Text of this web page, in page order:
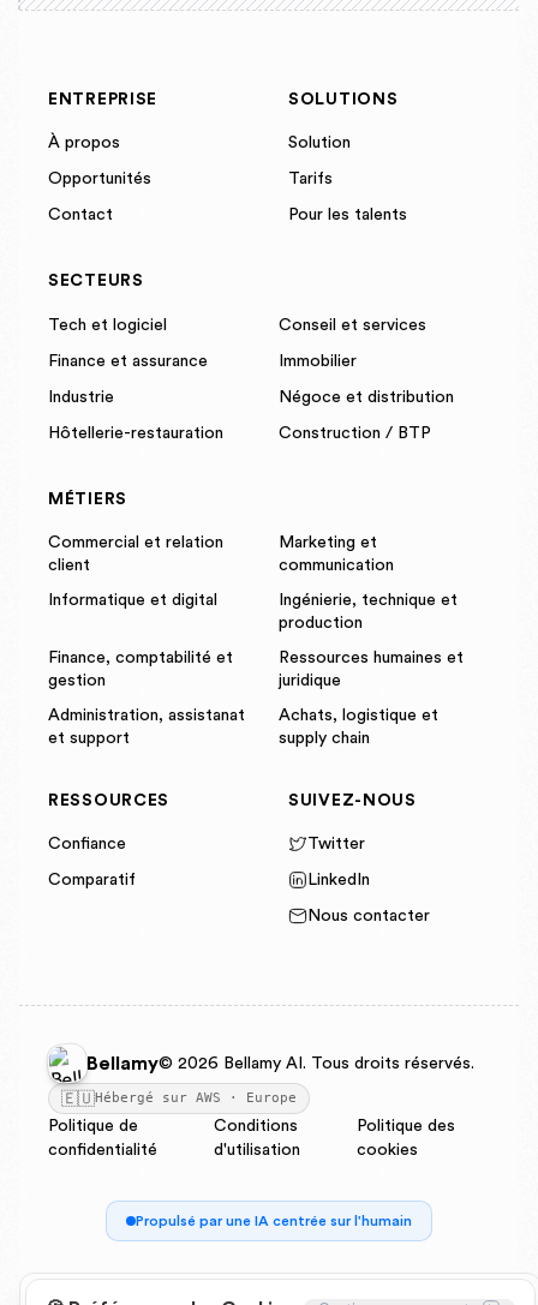
ENTREPRISE
À propos
Opportunités
Contact
SOLUTIONS
Solution
Tarifs
Pour les talents
SECTEURS
Tech et logiciel Conseil et services
Finance et assurance Immobilier
Industrie Négoce et distribution
Hôtellerie-restauration Construction / BTP
MÉTIERS
Commercial et relation
client
Marketing et
communication
Informatique et digital
Ingénierie, technique et
production
Finance, comptabilité et
gestion
Ressources humaines et
juridique
Administration, assistanat
et support
Achats, logistique et
supply chain
RESSOURCES
Confiance
Comparatif
SUIVEZ-NOUS
Twitter
LinkedIn
Nous contacter
Bellamy© 2026 Bellamy AI. Tous droits réservés.
🇪🇺Hébergé sur AWS · Europe
Politique de
confidentialité
Conditions
d'utilisation
Politique des
cookies
Propulsé par une IA centrée sur l'humain